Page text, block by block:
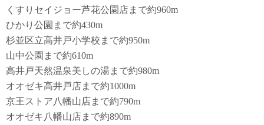
くすりセイジョー芦花公園店まで約960m
ひかり公園まで約430m
杉並区立高井戸小学校まで約950m
山中公園まで約610m
高井戸天然温泉美しの湯まで約980m
オオゼキ高井戸店まで約1000m
京王ストア八幡山店まで約790m
オオゼキ八幡山店まで約890m